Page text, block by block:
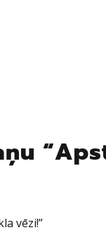
vēzi!”